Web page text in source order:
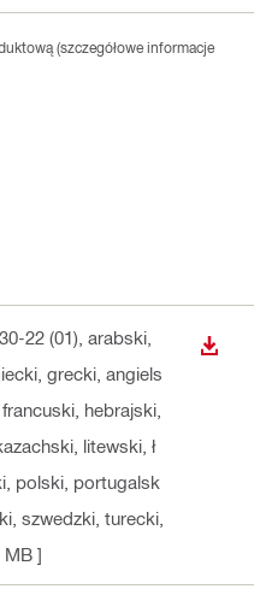
(szczegółowe informacje
22 (01) , arabski,
grecki, angiels
hebrajski,
litewski, ł
polski, portugalsk
szwedzki, turecki,
MB ]